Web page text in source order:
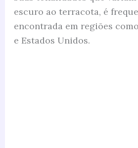
escuro ao terracota, é
encontrada em regiões
e Estados Unidos.